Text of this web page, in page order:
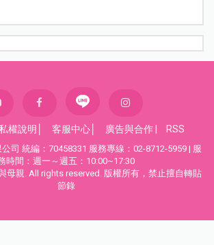
權說明 客服中心 廣告與合作 RSS
司 統編：70458331 服務專線：02-8712-5959 | 服
時間：週一～週五：10:00~17:30
母親. All rights reserved. 版權所有，禁止擅自轉貼
節錄